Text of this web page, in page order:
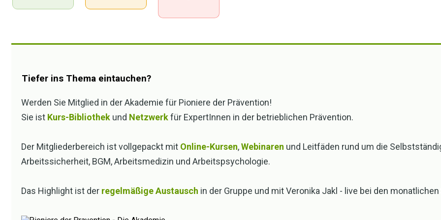
→ Mehr Planbarkeit
→ Weniger Dauer-Akquise
Tiefer ins Thema eintauchen?
Werden Sie Mitglied in der Akademie für Pioniere der Prävention!
Sie ist Kurs-Bibliothek und Netzwerkfür ExpertInnen in der betrieblichen Prävention.
Der Mitgliederbereich ist vollgepackt mit Online-Kursen,Webinaren und Leitfäden rund um die
Arbeitssicherheit, BGM, Arbeitsmedizin und Arbeitspsychologie.
Das Highlight ist der regelmäßige Austausch in der Gruppe und mit Veronika Jakl - live bei den